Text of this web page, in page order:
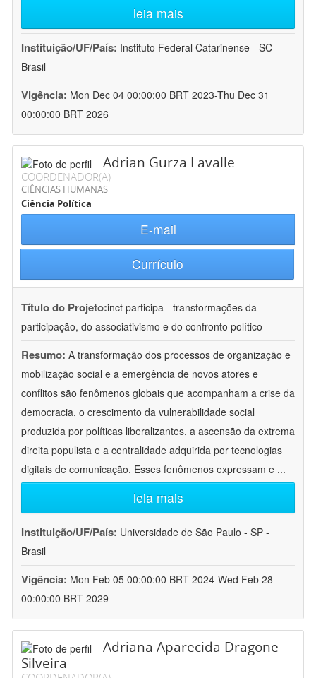
leia mais
Instituição/UF/País: Instituto Federal Catarinense - SC -
Brasil
Vigência: Mon Dec 04 00:00:00 BRT 2023-Thu Dec 31
00:00:00 BRT 2026
Adrian Gurza Lavalle
COORDENADOR(A)
CIÊNCIAS HUMANAS
Ciência Política
E-mail
Currículo
Título do Projeto:inct participa - transformações da
participação, do associativismo e do confronto político
Resumo: A transformação dos processos de organização e
mobilização social e a emergência de novos atores e
conflitos são fenômenos globais que acompanham a crise da
democracia, o crescimento da vulnerabilidade social
produzida por políticas liberalizantes, a ascensão da extrema
direita populista e a centralidade adquirida por tecnologias
digitais de comunicação. Esses fenômenos expressam e ...
leia mais
Instituição/UF/País: Universidade de São Paulo - SP -
Brasil
Vigência: Mon Feb 05 00:00:00 BRT 2024-Wed Feb 28
00:00:00 BRT 2029
Adriana Aparecida Dragone
Silveira